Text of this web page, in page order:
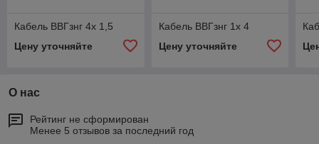
Кабель ВВГзнг 4х 1,5
Цену уточняйте
Кабель ВВГзнг 1х 4
Цену уточняйте
О нас
Рейтинг не сформирован
Менее 5 отзывов за последний год